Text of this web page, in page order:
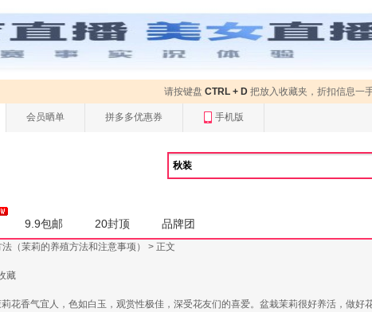
请按键盘 CTRL + D 把放入收藏夹，折扣信息一
会员晒单 拼多多优惠券 手机版
9.9包邮 20封顶 品牌团
（茉莉的养殖方法和注意事项）
> 正文
藏
花香气宜人，色如白玉，观赏性极佳，深受花友们的喜爱。盆栽茉莉很好养活，做